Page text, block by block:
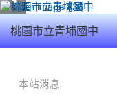
桃園市立青埔國中
本站消息